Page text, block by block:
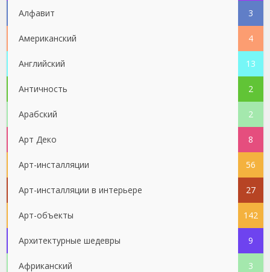
Алфавит 3
Американский 4
Английский 13
Античность 2
Арабский 2
Арт Деко 8
Арт-инсталляции 56
Арт-инсталляции в интерьере 27
Арт-объекты 142
Архитектурные шедевры 9
Африканский 3